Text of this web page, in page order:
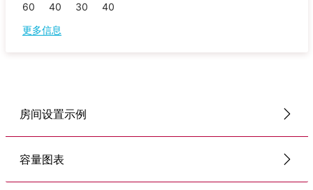
60 40 30
40
更多信息
房间设置示例
容量图表